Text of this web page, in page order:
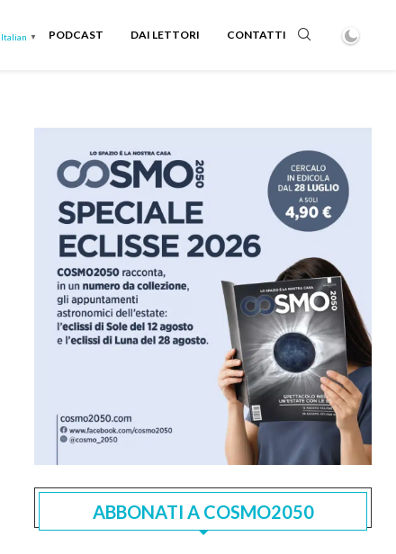
Italian ▼ PODCAST DAI LETTORI CONTATTI
ABBONATI A COSMO2050